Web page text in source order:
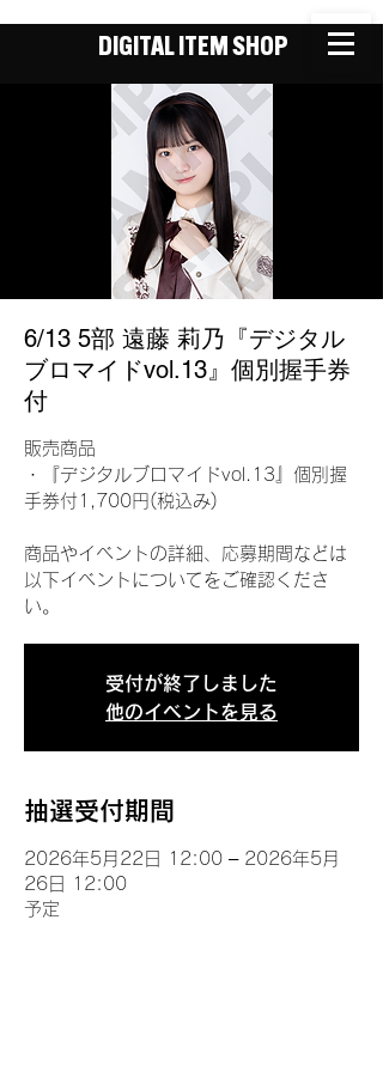
DIGITAL ITEM SHOP
6/13 5部 遠藤 莉乃『デジタル
ブロマイドvol.13』個別握手券
付
販売商品
・『デジタルブロマイドvol.13』個別握
手券付1,700円(税込み)
商品やイベントの詳細、応募期間などは
以下イベントについてをご確認くださ
い。
受付が終了しました
他のイベントを見る
抽選受付期間
2026年5月22日 12:00 – 2026年5月
26日 12:00
予定